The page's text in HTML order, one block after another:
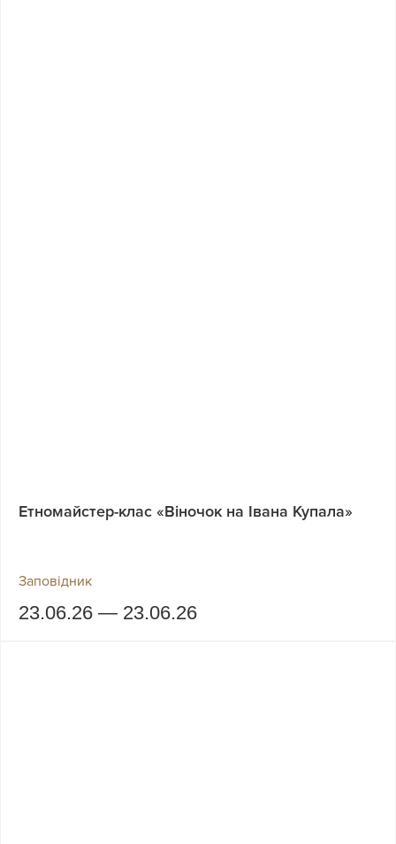
Етномайстер-клас «Віночок на Івана Купала»
Заповідник
23.06.26 — 23.06.26